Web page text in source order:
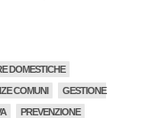
DOMESTICHE
COMUNI
GESTIONE
PREVENZIONE